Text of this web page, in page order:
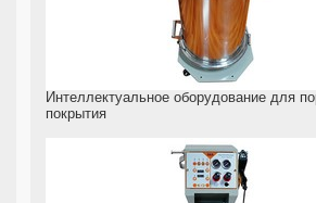
Интеллектуальное оборудование для
покрытия